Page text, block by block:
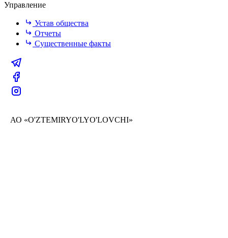
Управление
Устав общества
Отчеты
Существенные факты
АО «O'ZTEMIRYO'LYO'LOVCHI»